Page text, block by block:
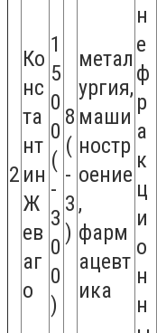
2
Ко
нс
та
нт
ин
Ж
ев
аг
о
1
5
0
0
(
-
3
0
0
)
8
(
-
3
)
метал
ургия,
маши
ностр
оение
,
фарм
ацевт
ика
н
е
ф
р
а
к
ц
и
о
н
н